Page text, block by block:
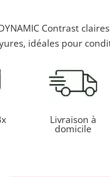
Contrast
idéales pour
Livraison à
domicile